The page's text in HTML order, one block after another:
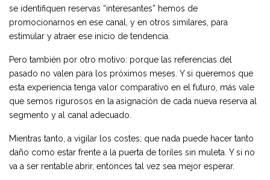
se identifiquen reservas “interesantes” hemos de
promocionarnos en ese canal, y en otros similares, para
estimular y atraer ese inicio de tendencia.
Pero también por otro motivo: porque las referencias del
pasado no valen para los próximos meses. Y si queremos que
esta experiencia tenga valor comparativo en el futuro, más vale
que semos rigurosos en la asignación de cada nueva reserva al
segmento y al canal adecuado.
Mientras tanto, a vigilar los costes; que nada puede hacer tanto
daño como estar frente a la puerta de toriles sin muleta. Y si no
va a ser rentable abrir, entonces tal vez sea mejor esperar.